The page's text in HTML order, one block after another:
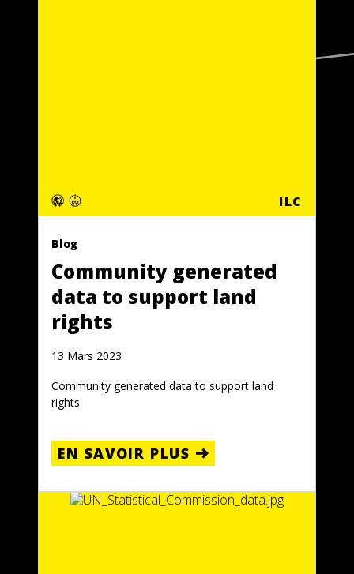
ILC
Blog
Community generated
data to support land
rights
13 Mars 2023
Community generated data to support land
rights
EN SAVOIR PLUS